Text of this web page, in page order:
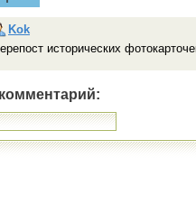
Kok
исторических